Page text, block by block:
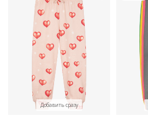
Добавить сразу